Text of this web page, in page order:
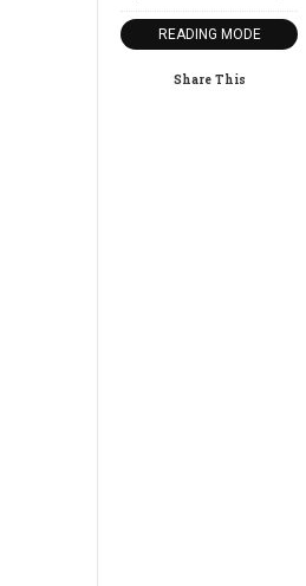
READING MODE
Share This